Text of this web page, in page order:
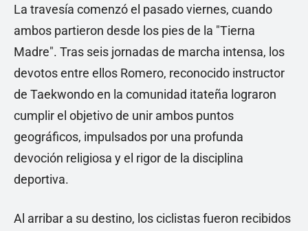
La travesía comenzó el pasado viernes, cuando
ambos partieron desde los pies de la "Tierna
Madre". Tras seis jornadas de marcha intensa, los
devotos entre ellos Romero, reconocido instructor
de Taekwondo en la comunidad itateña lograron
cumplir el objetivo de unir ambos puntos
geográficos, impulsados por una profunda
devoción religiosa y el rigor de la disciplina
deportiva.
Al arribar a su destino, los ciclistas fueron recibidos